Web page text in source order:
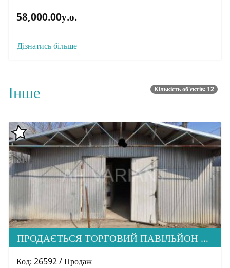
58,000.00у.о.
Дізнатись більше
Інше Кількість об'єктів: 12
ПРОДАЄТЬСЯ ТОРГОВИЙ ПАВІЛЬЙОН МЕТАЛЕВА КОНСТРУКЦІЯ, РИНОК КРАСНОДОНЦІВ
Код: 26592 / Продаж